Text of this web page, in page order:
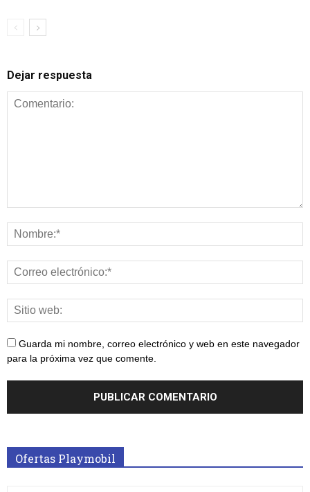
Dejar respuesta
Guarda mi nombre, correo electrónico y web en este navegador
para la próxima vez que comente.
Ofertas Playmobil